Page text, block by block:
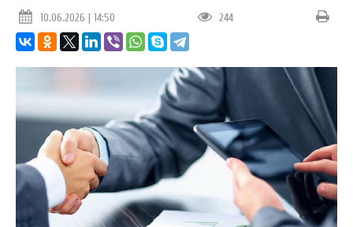
10.06.2026 | 14:50 244